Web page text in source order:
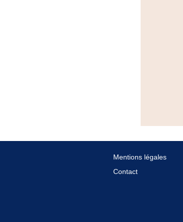
Mentions légales
Contact